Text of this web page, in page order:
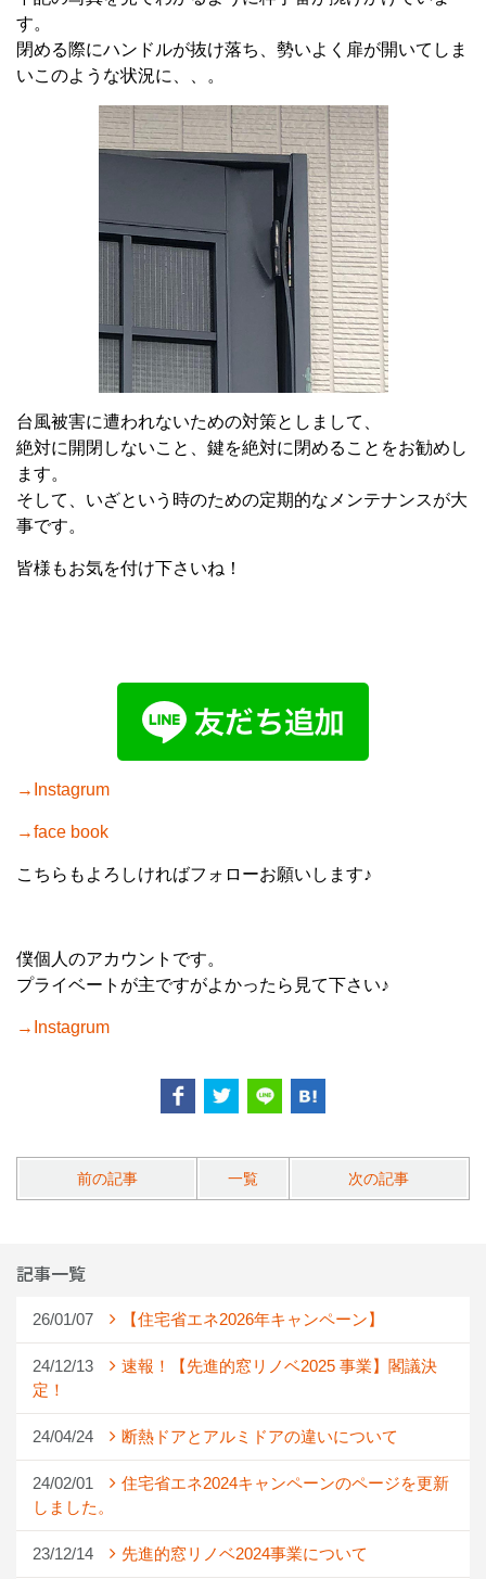
す。
閉める際にハンドルが抜け落ち、勢いよく扉が開いてしま
いこのような状況に、、。
台風被害に遭われないための対策としまして、
絶対に開閉しないこと、鍵を絶対に閉めることをお勧めし
ます。
そして、いざという時のための定期的なメンテナンスが大
事です。
皆様もお気を付け下さいね！
→Instagrum
→face book
こちらもよろしければフォローお願いします♪
僕個人のアカウントです。
プライベートが主ですがよかったら見て下さい♪
→ Instagrum
前の記事 一覧 次の記事
記事一覧
26/01/07 【住宅省エネ2026年キャンペーン】
24/12/13
速報！【先進的窓リノベ2025 事業】閣議決
定！
24/04/24 断熱ドアとアルミドアの違いについて
24/02/01
住宅省エネ2024キャンペーンのページを更新
しました。
23/12/14 先進的窓リノベ2024事業について